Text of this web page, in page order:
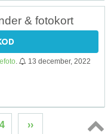
& fotokort
13 december, 2022
››